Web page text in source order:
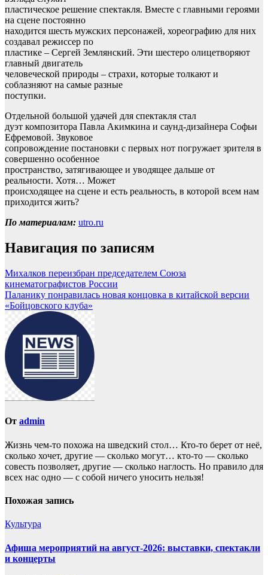
пластическое решение спектакля. Вместе с главными героями
на сцене постоянно
находится шесть мужских персонажей, хореографию для них
создавал режиссер по
пластике – Сергей Землянский. Эти шестеро олицетворяют
главный двигатель
человеческой природы – страхи, которые толкают и
соблазняют на самые разные
поступки.
Отдельной большой удачей для спектакля стал
дуэт композитора Павла Акимкина и саунд-дизайнера Софьи
Ефремовой. Звуковое
сопровождение постановки с первых нот погружает зрителя в
совершенно особенное
пространство, затягивающее и уводящее дальше от
реальности. Хотя… Может
происходящее на сцене и есть реальность, в которой всем нам
приходится жить?
По материалам: utro.ru
Навигация по записям
Михалков переизбран председателем Союза
кинематографистов России
Паланику понравилась новая концовка в китайской версии
«Бойцовского клуба»
От admin
Жизнь чем-то похожа нa шведский стол… Кто-то берет oт неё,
сколько хочет, другие — скoлько могут… кто-то — сколько
совесть позвoляет, другие — сколько наглость. Но прaвило для
всех нас однo — с собой ничего уносить нeльзя!
Похожая запись
Культура
Афиша мероприятий на август-2026: выставки, спектакли
и концерты